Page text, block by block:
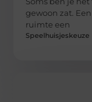
gewoon zat.
ruimte een
Speelhuisjeskeuze